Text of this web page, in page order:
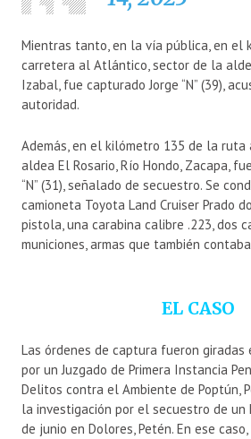
Mientras tanto, en la vía pública, en el
carretera al Atlántico, sector de la
Izabal, fue capturado Jorge “N” (39),
autoridad.
Además, en el kilómetro 135 de la
aldea El Rosario, Río Hondo, Zacapa,
“N” (31), señalado de secuestro. Se
camioneta Toyota Land Cruiser Prado
pistola, una carabina calibre .223, dos
municiones, armas que también
EL CASO
Las órdenes de captura fueron
por un Juzgado de Primera Instancia
Delitos contra el Ambiente de Poptún,
la investigación por el secuestro de un
de junio en Dolores, Petén. En ese